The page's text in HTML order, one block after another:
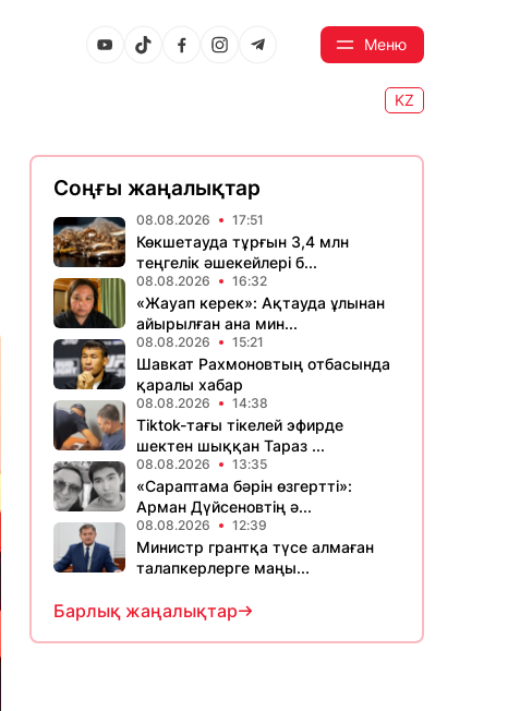
Меню
KZ
Соңғы жаңалықтар
08.08.2026 17:51
Көкшетауда тұрғын 3,4 млн
теңгелік әшекейлері б...
08.08.2026 16:32
«Жауап керек»: Ақтауда ұлынан
айырылған ана мин...
08.08.2026 15:21
Шавкат Рахмоновтың отбасында
қаралы хабар
08.08.2026 14:38
Tiktok-тағы тікелей эфирде
шектен шыққан Тараз ...
08.08.2026 13:35
«Сараптама бәрін өзгертті»:
Арман Дүйсеновтің ә...
08.08.2026 12:39
Министр грантқа түсе алмаған
талапкерлерге маңы...
Барлық жаңалықтар